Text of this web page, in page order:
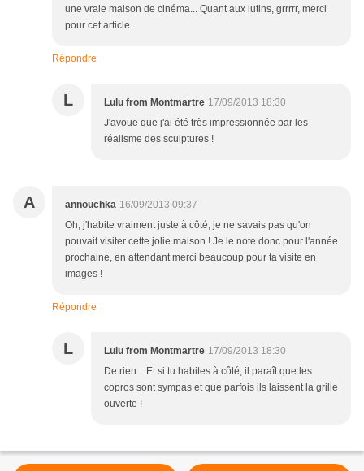
une vraie maison de cinéma... Quant aux lutins, grrrrr, merci
pour cet article.
Répondre
L Lulu from Montmartre 17/09/2013 18:30
J'avoue que j'ai été très impressionnée par les
réalisme des sculptures !
A annouchka 16/09/2013 09:37
Oh, j'habite vraiment juste à côté, je ne savais pas qu'on
pouvait visiter cette jolie maison ! Je le note donc pour l'année
prochaine, en attendant merci beaucoup pour ta visite en
images !
Répondre
L Lulu from Montmartre 17/09/2013 18:30
De rien... Et si tu habites à côté, il paraît que les
copros sont sympas et que parfois ils laissent la grille
ouverte !